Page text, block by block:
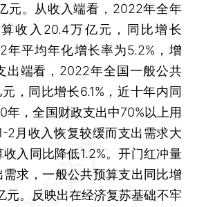
元。从收入端看，2022年全年
收入20.4万亿元，同比增长
年平均年化增长率为5.2%，增
出端看，2022年全国一般公共
，同比增长6.1%，近十年内同
年，全国财政支出中70%以上用
2月收入恢复较缓而支出需求大
入同比降低1.2%。开门红冲量
求，一般公共预算支出同比增
元。反映出在经济复苏基础不牢